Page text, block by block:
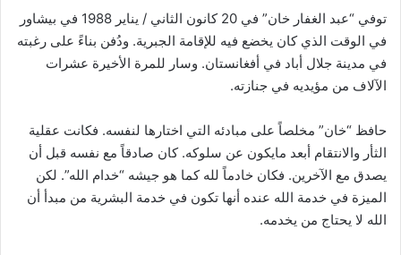
توفي “عبد الغفار خان” في 20 كانون الثاني / يناير 1988 في بيشاور
في الوقت الذي كان يخضع فيه للإقامة الجبرية. ودُفن بناءً على رغبته
في مدينة جلال أباد في أفغانستان. وسار للمرة الأخيرة عشرات
الآلاف من مؤيديه في جنازته.
حافظ “خان” مخلصاً على مبادئه التي اختارها لنفسه. فكانت عقلية
الثأر والانتقام أبعد مايكون عن سلوكه. كان صادقاً مع نفسه قبل أن
يصدق مع الآخرين. فكان خادماً لله كما هو جيشه “خدام الله”. لكن
الميزة في خدمة الله عنده أنها تكون في خدمة البشرية من مبدأ أن
الله لا يحتاج من يخدمه.